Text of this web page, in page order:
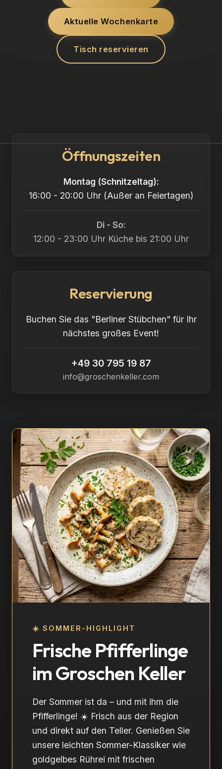
Aktuelle Wochenkarte
Tisch reservieren
Öffnungszeiten
Montag (Schnitzeltag):
16:00 - 20:00 Uhr (Außer an Feiertagen)
Di - So:
12:00 - 23:00 Uhr Küche bis 21:00 Uhr
Reservierung
Buchen Sie das "Berliner Stübchen" für Ihr
nächstes großes Event!
+49 30 795 19 87
info@groschenkeller.com
☀️ SOMMER-HIGHLIGHT
Frische Pfifferlinge
im Groschen Keller
Der Sommer ist da – und mit ihm die
Pfifferlinge! ☀️ Frisch aus der Region
und direkt auf den Teller. Genießen Sie
unsere leichten Sommer-Klassiker wie
goldgelbes Rührei mit frischen